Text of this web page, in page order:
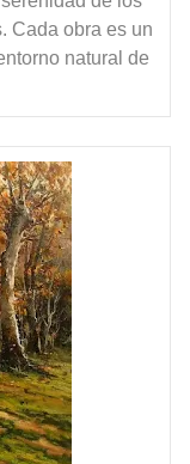
Cada obra es un
natural de